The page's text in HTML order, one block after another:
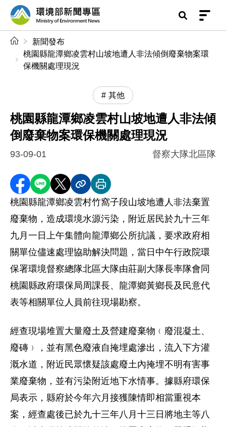
前往中央內容區塊
環境部新聞專區
新聞發布
桃園縣龍潭鄉凌雲村山坡地遭人非法傾倒廢棄物案環
保機關處理現況
其他
桃園縣龍潭鄉凌雲村山坡地遭人非法傾
倒廢棄物案環保機關處理現況
93-09-01 督察大隊北區隊
分享至 Facebook
分享到 LINE
分享到 X分享內容連結
列印本頁
桃園縣龍潭鄉凌雲村竹窩子段山坡地遭人非法棄置
廢棄物，造成環境水源污染，附近居民於九十三年
九月一日上午集體向龍潭鄉公所抗議，要求政府相
關單位儘速處理協助解決問題，當日中午行政院環
保署環境督察總隊北區大隊由莊副大隊長率隊會同
桃園縣政府環保局周課長、龍潭鄉黃鄉長及民意代
表等相關單位人員前往現場勘察。
經查現場堆置大量廢土及營建廢棄物﹙廢混凝土、
廢磚﹚，並有黑色廢液自掩埋處滲出，流入下方灌
溉水道，附近民眾懷疑該處廢土內掩埋不明有害事
業廢棄物，並有污染附近地下水情事。據縣府環保
局表示，縣府於今年六月接獲陳情即相當重視本
案，經查處後已於九十三年八月十三日將地主等八